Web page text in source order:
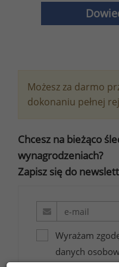
Możesz za darmo
dokonaniu pełnej
Chcesz na bieżąco
wynagrodzeniach?
Zapisz się do
Wyrażam
danych